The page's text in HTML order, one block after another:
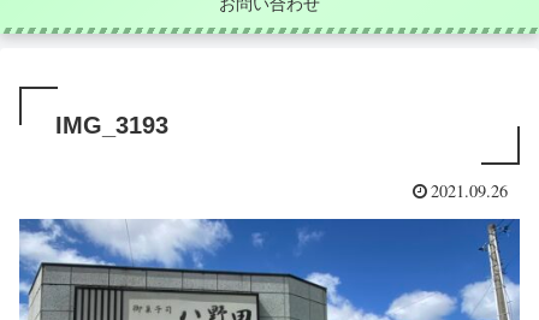
IMG_3193
2021.09.26